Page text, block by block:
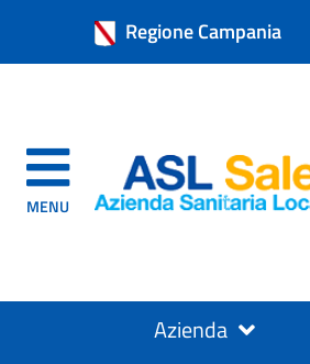
Regione Campania
MENU
Azienda